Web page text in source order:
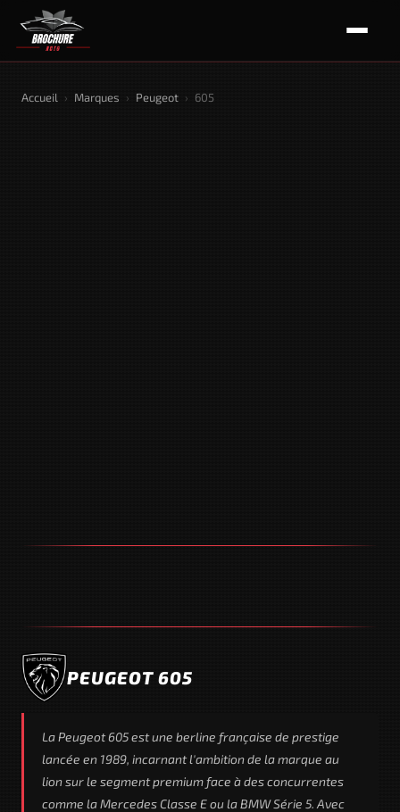
Accueil › Marques › Peugeot › 605
PEUGEOT 605
La Peugeot 605 est une berline française de prestige
lancée en 1989, incarnant l'ambition de la marque au
lion sur le segment premium face à des concurrentes
comme la Mercedes Classe E ou la BMW Série 5. Avec